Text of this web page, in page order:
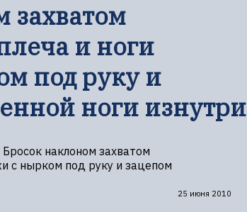
захватом
и ноги
под руку и
ноги изнутри
Бросок наклоном захватом
с нырком под руку и зацепом
25 июня 2010